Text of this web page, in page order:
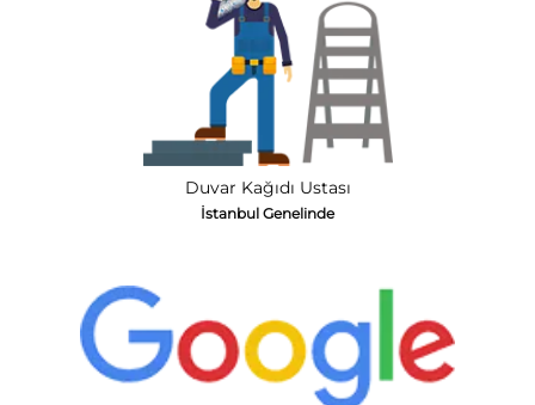
Duvar Kağıdı Ustası
İstanbul Genelinde